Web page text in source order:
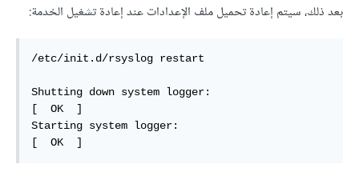
بعد ذلك، سيتم إعادة تحميل ملف الإعدادات عند إعادة تشغيل الخدمة:
/etc/init.d/rsyslog restart
Shutting down system logger:
[  OK  ]
Starting system logger:
[  OK  ]